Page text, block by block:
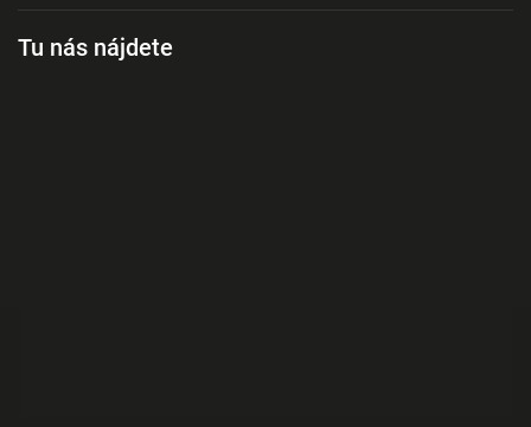
Tu nás nájdete